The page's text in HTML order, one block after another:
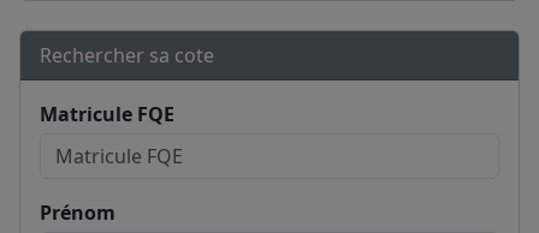
Rechercher sa cote
Matricule FQE
Prénom